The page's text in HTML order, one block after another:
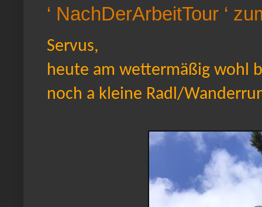
‘ NachDerArbeitTour ‘
Servus,
heute am wettermäßig wohl
noch a kleine Radl/